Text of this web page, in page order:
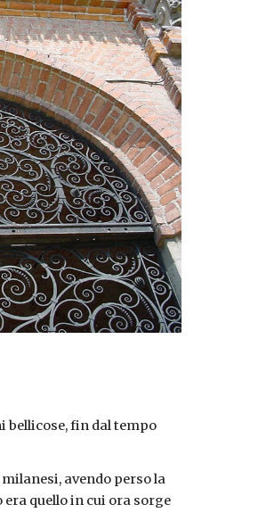
bellicose, fin dal tempo
avendo perso la
quello in cui ora sorge